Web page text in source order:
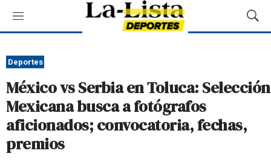
M
e
ú
M
o
a
r
Deportes
México vs Serbia en Toluca: Selección
Mexicana busca a fotógrafos
aficionados; convocatoria, fechas,
premios